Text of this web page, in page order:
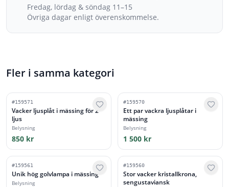
Fredag, lördag & söndag 11–15
Övriga dagar enligt överenskommelse.
Fler i samma kategori
#159571
Vacker ljusplåt i mässing för 2
ljus
Belysning
850 kr
#159570
Ett par vackra ljusplåtar i
mässing
Belysning
1 500 kr
#159561
Unik hög golvlampa i mässing
Belysning
#159560
Stor vacker kristallkrona,
sengustaviansk